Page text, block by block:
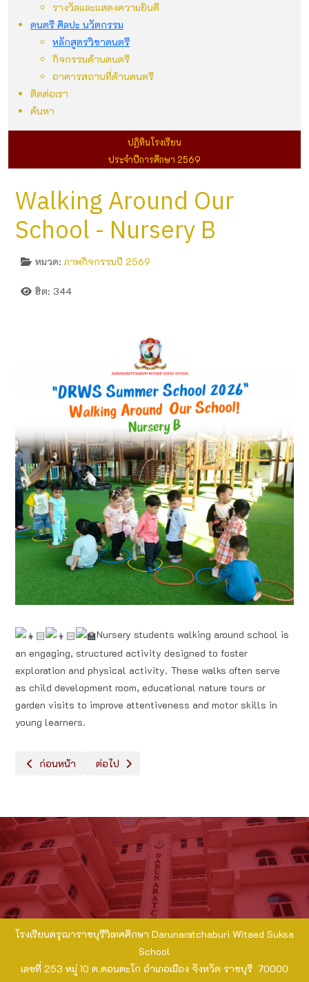
รางวัลและแสดงความยินดี
ดนตรี ศิลปะ นวัตกรรม
หลักสูตรวิชาดนตรี
กิจกรรมด้านดนตรี
อาคารสถานที่ด้านดนตรี
ติดต่อเรา
ค้นหา
ปฏิทินโรงเรียน
ประจำปีการศึกษา 2569
Walking Around Our
School - Nursery B
หมวด: ภาพกิจกรรมปี 2569
ฮิต: 344
Nursery students walking around school is
an engaging, structured activity designed to foster
exploration and physical activity. These walks often serve
as child development room, educational nature tours or
garden visits to improve attentiveness and motor skills in
young learners.
เนื้อหาก่อนหน้า: "หนูมาเดินสำรวจรอบโรงเรียน" - Nursery A
ก่อนหน้า เนื้อหาถัดไป: Robot & Coding Summer Class
ต่อไป
โรงเรียนดรุณาราชบุรีวิเทศศึกษา Darunaratchaburi Witaed Suksa
School
เลขที่ 253 หมู่ 10 ต.ดอนตะโก อำเภอเมือง จังหวัด ราชบุรี 70000